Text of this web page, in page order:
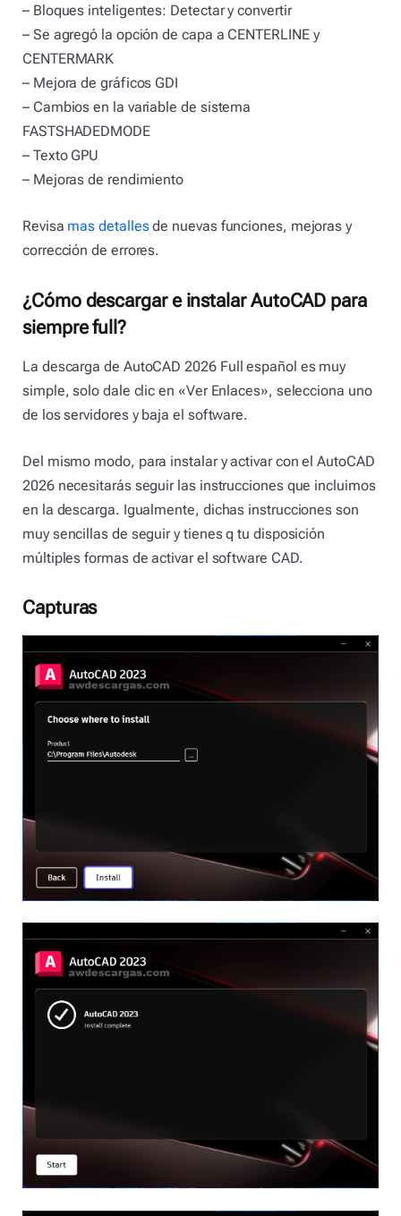
– Bloques inteligentes: Detectar y convertir
– Se agregó la opción de capa a CENTERLINE y
CENTERMARK
– Mejora de gráficos GDI
– Cambios en la variable de sistema
FASTSHADEDMODE
– Texto GPU
– Mejoras de rendimiento
Revisa mas detallesde nuevas funciones, mejoras y
corrección de errores.
¿Cómo descargar e instalar AutoCAD para
siempre full?
La descarga de AutoCAD 2026 Full español es muy
simple, solo dale clic en «Ver Enlaces», selecciona uno
de los servidores y baja el software.
Del mismo modo, para instalar y activar con el AutoCAD
2026 necesitarás seguir las instrucciones que incluimos
en la descarga. Igualmente, dichas instrucciones son
muy sencillas de seguir y tienes q tu disposición
múltiples formas de activar el software CAD.
Capturas